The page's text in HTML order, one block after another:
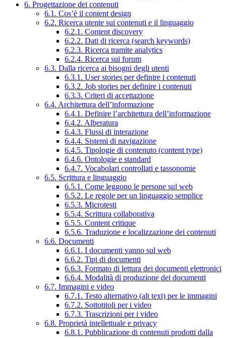
6. Progettazione dei contenuti
6.1. Cos’è il content design
6.2. Ricerca utente sui contenuti e il linguaggio
6.2.1. Content discovery
6.2.2. Dati di ricerca (search keywords)
6.2.3. Ricerca tramite analytics
6.2.4. Ricerca sui forum
6.3. Dalla ricerca ai bisogni degli utenti
6.3.1. User stories per definire i contenuti
6.3.2. Job stories per definire i contenuti
6.3.3. Criteri di accettazione
6.4. Architettura dell’informazione
6.4.1. Definire l’architettura dell’informazione
6.4.2. Alberatura
6.4.3. Flussi di interazione
6.4.4. Sistemi di navigazione
6.4.5. Tipologie di contenuto (content type)
6.4.6. Ontologie e standard
6.4.7. Vocabolari controllati e tassonomie
6.5. Scrittura e linguaggio
6.5.1. Come leggono le persone sul web
6.5.2. Le regole per un linguaggio semplice
6.5.3. Microtesti
6.5.4. Scrittura collaborativa
6.5.5. Content critique
6.5.6. Traduzione e localizzazione dei contenuti
6.6. Documenti
6.6.1. I documenti vanno sul web
6.6.2. Tipi di documenti
6.6.3. Formato di lettura dei documenti elettronici
6.6.4. Modalità di produzione dei documenti
6.7. Immagini e video
6.7.1. Testo alternativo (alt text) per le immagini
6.7.2. Sottotitoli per i video
6.7.3. Trascrizioni per i video
6.8. Proprietà intellettuale e privacy
6.8.1. Pubblicazione di contenuti prodotti dalla